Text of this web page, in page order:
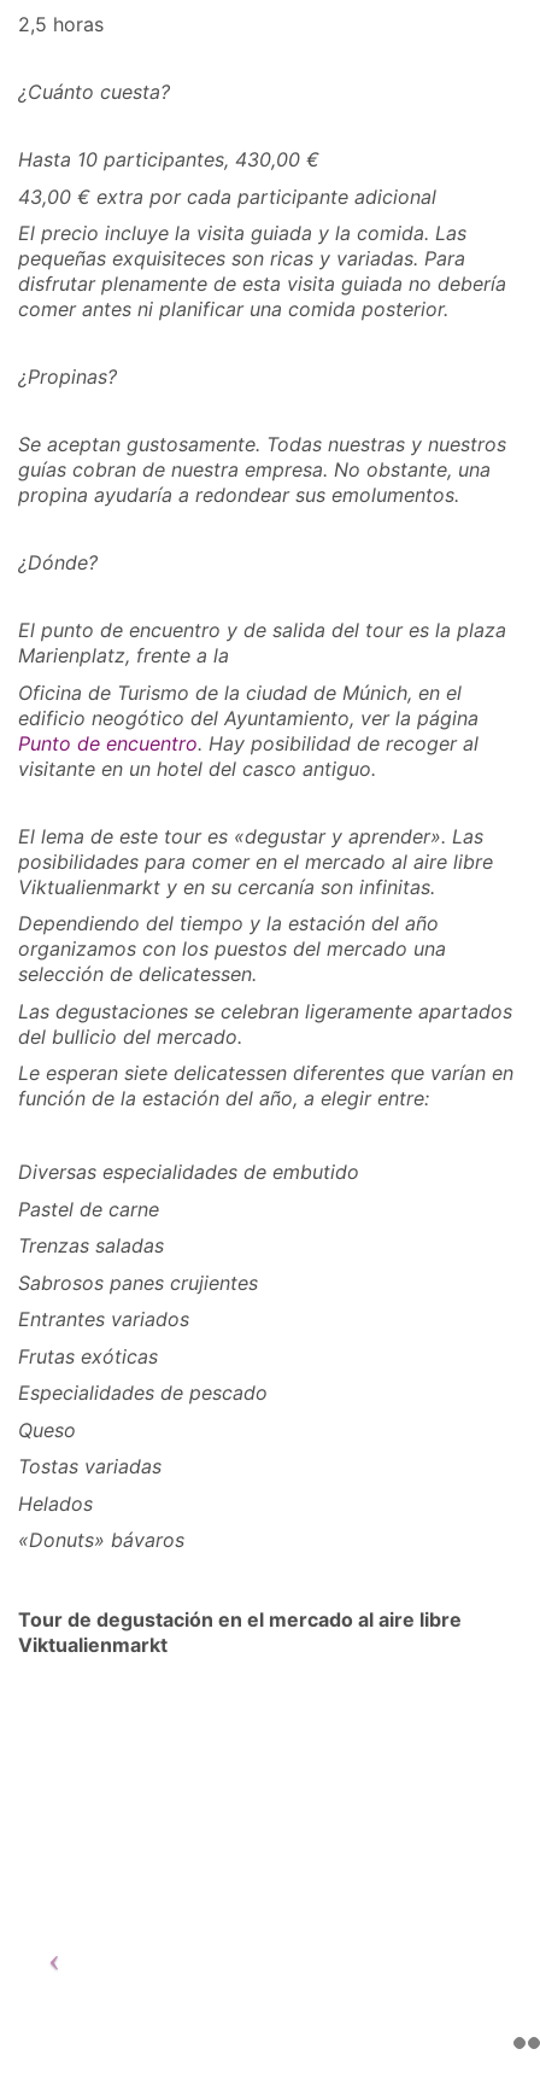
2,5 horas
¿Cuánto cuesta?
Hasta 10 participantes, 430,00 €
43,00 € extra por cada participante adicional
El precio incluye la visita guiada y la comida. Las
pequeñas exquisiteces son ricas y variadas. Para
disfrutar plenamente de esta visita guiada no debería
comer antes ni planificar una comida posterior.
¿Propinas?
Se aceptan gustosamente. Todas nuestras y nuestros
guías cobran de nuestra empresa. No obstante, una
propina ayudaría a redondear sus emolumentos.
¿Dónde?
El punto de encuentro y de salida del tour es la plaza
Marienplatz, frente a la
Oficina de Turismo de la ciudad de Múnich, en el
edificio neogótico del Ayuntamiento, ver la página
Punto de encuentro. Hay posibilidad de recoger al
visitante en un hotel del casco antiguo.
El lema de este tour es «degustar y aprender». Las
posibilidades para comer en el mercado al aire libre
Viktualienmarkt y en su cercanía son infinitas.
Dependiendo del tiempo y la estación del año
organizamos con los puestos del mercado una
selección de delicatessen.
Las degustaciones se celebran ligeramente apartados
del bullicio del mercado.
Le esperan siete delicatessen diferentes que varían en
función de la estación del año, a elegir entre:
Diversas especialidades de embutido
Pastel de carne
Trenzas saladas
Sabrosos panes crujientes
Entrantes variados
Frutas exóticas
Especialidades de pescado
Queso
Tostas variadas
Helados
«Donuts» bávaros
Tour de degustación en el mercado al aire libre
Viktualienmarkt